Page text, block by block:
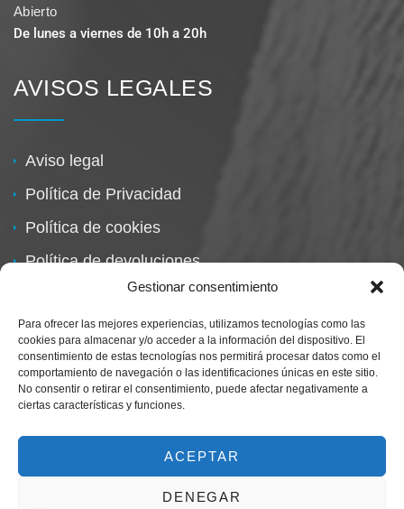
Gestionar consentimiento
Para ofrecer las mejores experiencias, utilizamos tecnologías como las
cookies para almacenar y/o acceder a la información del dispositivo. El
consentimiento de estas tecnologías nos permitirá procesar datos como el
comportamiento de navegación o las identificaciones únicas en este sitio.
No consentir o retirar el consentimiento, puede afectar negativamente a
ciertas características y funciones.
ACEPTAR
DENEGAR
Abierto
De lunes a viernes de 10h a 20h
AVISOS LEGALES
Aviso legal
Política de Privacidad
Política de cookies
Política de devoluciones
Centro Magna By Miguel Alarcón